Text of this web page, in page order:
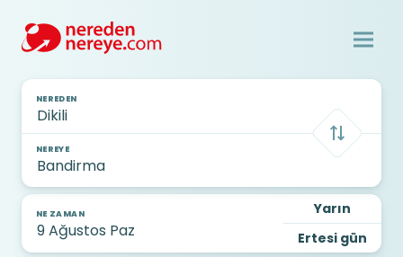
NEREDEN
NEREYE
NE ZAMAN
Yarın
Ertesi gün